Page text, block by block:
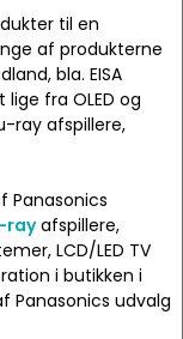
til en
af produkterne
bla. EISA
fra OLED og
ray afspillere,
Panasonics
rayafspillere,
LCD/LED TV
i butikken i
Panasonics udvalg